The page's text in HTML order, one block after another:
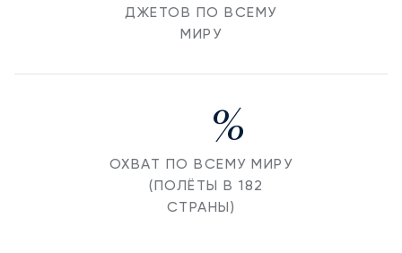
ДЖЕТОВ ПО ВСЕМУ
МИРУ
%
ОХВАТ ПО ВСЕМУ МИРУ
(ПОЛЁТЫ В 182
СТРАНЫ)